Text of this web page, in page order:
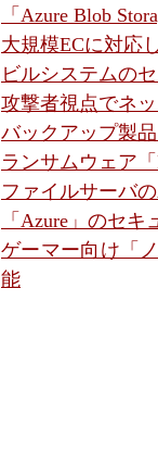
「Azure Blob
大規模ECに対応
ビルシステムの
攻撃者視点でネ
バックアップ製
ランサムウェア
ファイルサーバ
「Azure」のセ
ゲーマー向け「
能